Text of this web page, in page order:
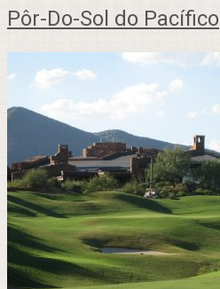
Pôr-Do-Sol do Pacífico